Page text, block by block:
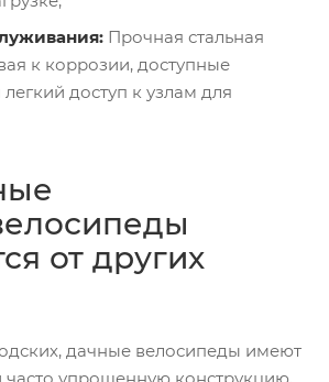
Прочная стальная
к коррозии, доступные
доступ к узлам для
от других
дачные велосипеды имеют